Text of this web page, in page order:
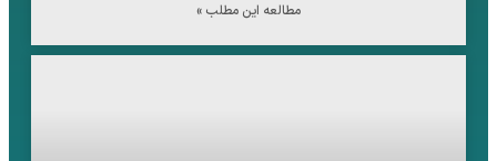
مطالعه این مطلب »